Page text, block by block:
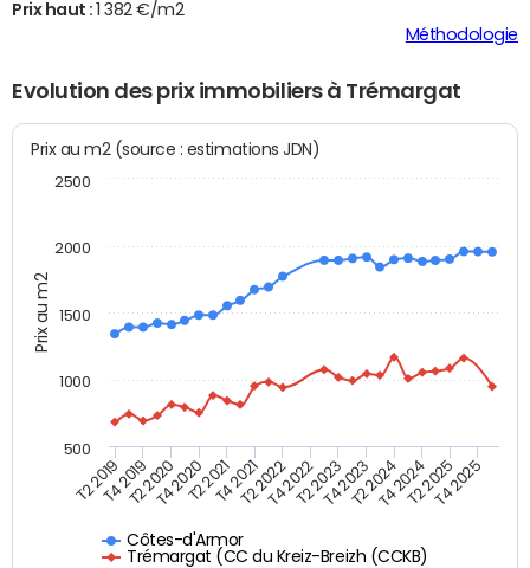
Prix haut :
1 382 €/m2
Méthodologie
Evolution des prix immobiliers à Trémargat
Prix au m2
Prix au m2 (source : estimations JDN)
Côtes-d'Armor
Trémargat (CC du Kreiz-Breizh (CCKB)
T2 2019T4 2019T2 2020T4 2020T2 2021T4 2021T2 2022T4 2022T2 2023T4 2023T2 2024T4 2024T2 2025T4 2025
500
1000
1500
2000
2500